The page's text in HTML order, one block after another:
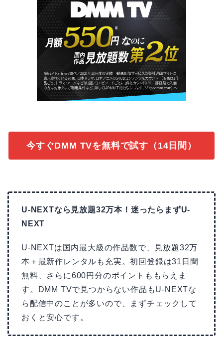
今すぐDMM TVを無料で試す（14日間）
U-NEXTなら見放題32万本！迷ったらまずU-
NEXT
U-NEXTは国内最大級の作品数で、見放題32万
本＋最新作レンタルも充実。初回登録は31日間
無料、さらに600円分のポイントももらえま
す。DMM TVで見つからない作品もU-NEXTな
ら配信中のことが多いので、まずチェックして
おくと安心です。